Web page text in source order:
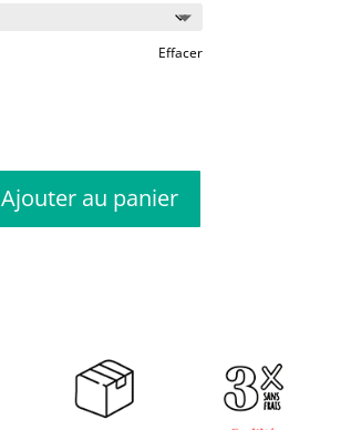
Effacer
Ajouter au panier